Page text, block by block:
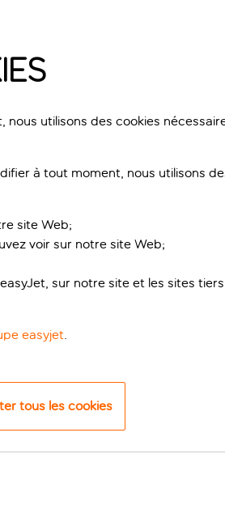
commerçantes les plus célèbres
la Casa Batlló et La Pedrera de
utilisons des cookies
à tout moment, nous utilisons
site Web;
voir sur notre site Web;
sur notre site et les sites tiers
easyjet.
tous les cookies